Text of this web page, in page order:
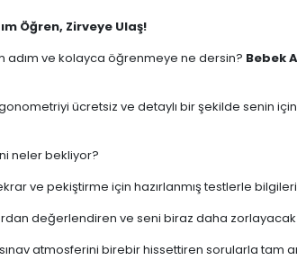
Öğren, Zirveye Ulaş!
adım ve kolayca öğrenmeye ne dersin? Bebek
ücretsiz ve detaylı bir şekilde senin
neler bekliyor?
ve pekiştirme için hazırlanmış testlerle
değerlendiren ve seni biraz daha zorlayacak
atmosferini birebir hissettiren sorularla tam